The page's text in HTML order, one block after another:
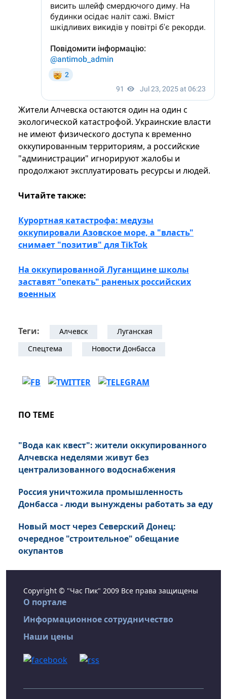
Жители Алчевска остаются один на один с
экологической катастрофой. Украинские власти
не имеют физического доступа к временно
оккупированным территориям, а российские
"администрации" игнорируют жалобы и
продолжают эксплуатировать ресурсы и людей.
Читайте также:
Курортная катастрофа: медузы
оккупировали Азовское море, а "власть"
снимает "позитив" для TikTok
На оккупированной Луганщине школы
заставят "опекать" раненых российских
военных
Теги: Алчевск
Луганская
Спецтема
Новости Донбасса
ПО ТЕМЕ
"Вода как квест": жители оккупированного
Алчевска неделями живут без
централизованного водоснабжения
Россия уничтожила промышленность
Донбасса - люди вынуждены работать за еду
Новый мост через Северский Донец:
очередное "строительное" обещание
окупантов
Copyright © "Час Пик" 2009 Все права защищены
О портале
Информационное сотрудничество
Наши цены